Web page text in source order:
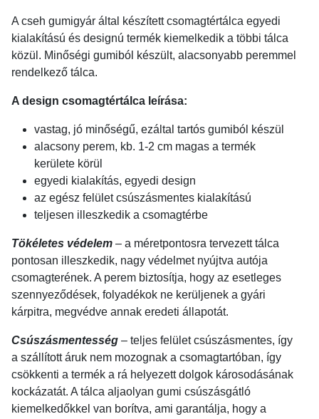
A cseh gumigyár által készített csomagtértálca egyedi
kialakítású és designú termék kiemelkedik a többi tálca
közül. Minőségi gumiból készült, alacsonyabb peremmel
rendelkező tálca.
A design csomagtértálca leírása:
vastag, jó minőségű, ezáltal tartós gumiból készül
alacsony perem, kb. 1-2 cm magas a termék
kerülete körül
egyedi kialakítás, egyedi design
az egész felület csúszásmentes kialakítású
teljesen illeszkedik a csomagtérbe
Tökéletes védelem – a méretpontosra tervezett tálca
pontosan illeszkedik, nagy védelmet nyújtva autója
csomagterének. A perem biztosítja, hogy az esetleges
szennyeződések, folyadékok ne kerüljenek a gyári
kárpitra, megvédve annak eredeti állapotát.
Csúszásmentesség – teljes felület csúszásmentes, így
a szállított áruk nem mozognak a csomagtartóban, így
csökkenti a termék a rá helyezett dolgok károsodásának
kockázatát. A tálca aljaolyan gumi csúszásgátló
kiemelkedőkkel van borítva, ami garantálja, hogy a